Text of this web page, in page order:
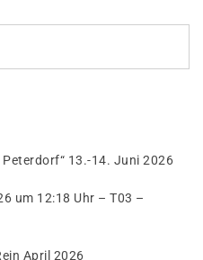
13.-14. Juni 2026
um 12:18 Uhr – T03 –
April 2026